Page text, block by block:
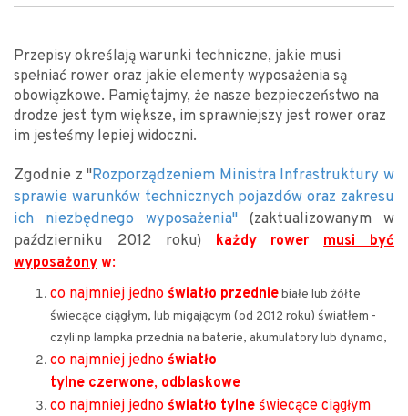
Przepisy określają warunki techniczne, jakie musi
spełniać rower oraz jakie elementy wyposażenia są
obowiązkowe. Pamiętajmy, że nasze bezpieczeństwo na
drodze jest tym większe, im sprawniejszy jest rower oraz
im jesteśmy lepiej widoczni.
Zgodnie z "Rozporządzeniem Ministra Infrastruktury w
sprawie warunków technicznych pojazdów oraz zakresu
ich niezbędnego wyposażenia"(zaktualizowanym w
październiku 2012 roku) każdy rowermusi być
wyposażony w:
co najmniej jedno światło przedniebiałe lub żółte
świecące ciągłym, lub migającym (od 2012 roku) światłem -
czyli np lampka przednia na baterie, akumulatory lub dynamo,
co najmniej jedno światło
tylne czerwone, odblaskowe
co najmniej jedno światło tylne świecące ciągłym